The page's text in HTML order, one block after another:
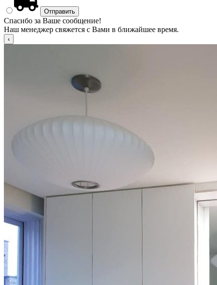
Спасибо за Ваше сообщение!
Наш менеджер свяжется с Вами в ближайшее время.